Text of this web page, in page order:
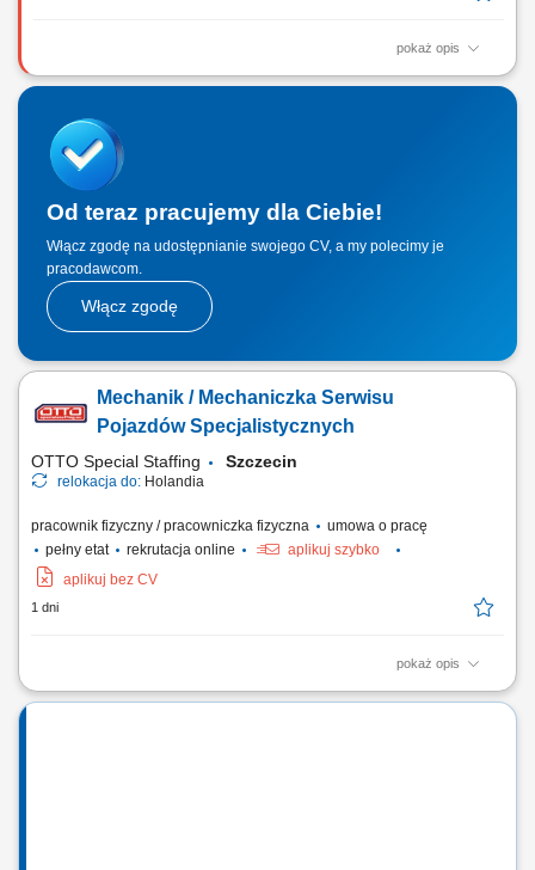
pokaż opis
Zakres obowiązków: Diagnozowanie, naprawa, przeglądy oraz
ewidencji zużycia części oraz dokumentacji serwisowej. Wykonywanie
prac specjalnych, w tym modyfikacji i odbiorów technicznych. Wsparcie
operacji terminalowych, kontrola...
Od teraz pracujemy dla Ciebie!
Włącz zgodę na udostępnianie swojego CV, a my polecimy je
pracodawcom.
Włącz zgodę
Mechanik / Mechaniczka Serwisu
Pojazdów Specjalistycznych
OTTO Special Staffing Szczecin
relokacja do: Holandia
pracownik fizyczny / pracowniczka fizyczna
umowa o pracę
pełny etat
rekrutacja online
aplikuj szybko
aplikuj bez CV
1 dni
pokaż opis
Opis stanowiska diagnostyka oraz naprawa usterek w ciężkich